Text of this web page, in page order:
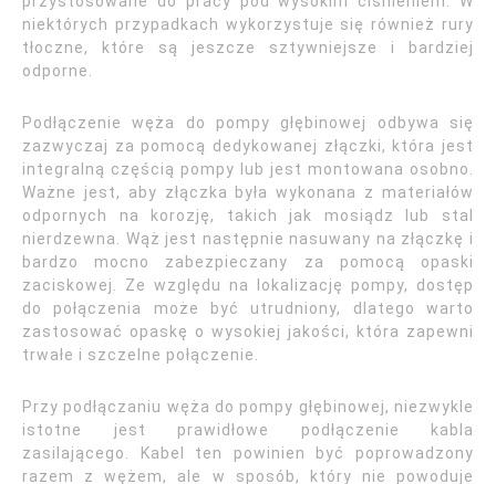
niektórych przypadkach wykorzystuje się również rury
tłoczne, które są jeszcze sztywniejsze i bardziej
odporne.
Podłączenie węża do pompy głębinowej odbywa się
zazwyczaj za pomocą dedykowanej złączki, która jest
integralną częścią pompy lub jest montowana osobno.
Ważne jest, aby złączka była wykonana z materiałów
odpornych na korozję, takich jak mosiądz lub stal
nierdzewna. Wąż jest następnie nasuwany na złączkę i
bardzo mocno zabezpieczany za pomocą opaski
zaciskowej. Ze względu na lokalizację pompy, dostęp
do połączenia może być utrudniony, dlatego warto
zastosować opaskę o wysokiej jakości, która zapewni
trwałe i szczelne połączenie.
Przy podłączaniu węża do pompy głębinowej, niezwykle
istotne jest prawidłowe podłączenie kabla
zasilającego. Kabel ten powinien być poprowadzony
razem z wężem, ale w sposób, który nie powoduje